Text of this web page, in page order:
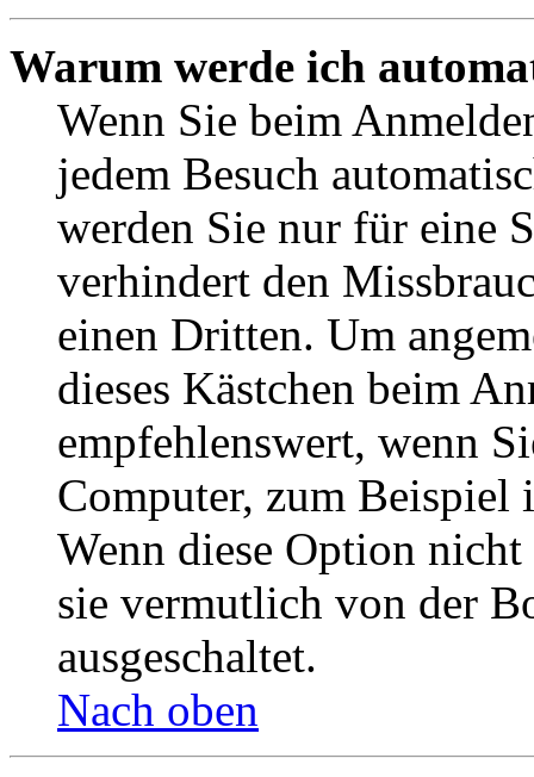
Warum werde ich
Wenn Sie beim
jedem Besuch
werden Sie nur für eine
verhindert den
einen Dritten. Um
dieses Kästchen beim
empfehlenswert, wenn
Computer, zum Beispiel
Wenn diese Option
sie vermutlich von der
ausgeschaltet.
Nach oben